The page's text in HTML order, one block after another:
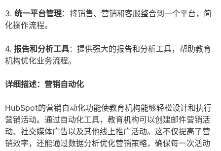
3. 统一平台管理：将销售、营销和客服整合到一个平台，简
化操作流程。
4. 报告和分析工具：提供强大的报告和分析工具，帮助教育
机构优化业务流程。
详细描述：营销自动化
HubSpot的营销自动化功能使教育机构能够轻松设计和执行
营销活动。通过自动化工具，教育机构可以创建邮件营销活
动、社交媒体广告以及其他线上推广活动。这不仅提高了营
销效率，还能通过数据分析优化营销策略，确保每一次活动